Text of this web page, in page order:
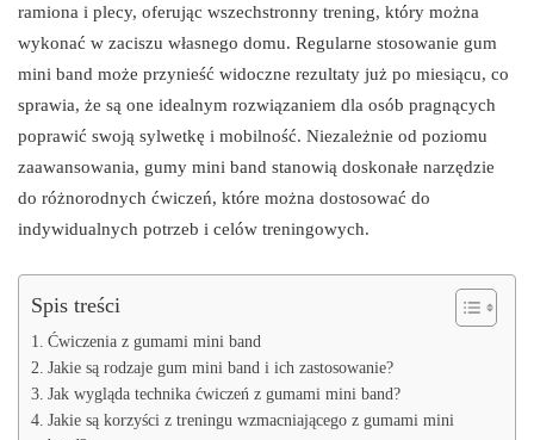
ramiona i plecy, oferując wszechstronny trening, który można
wykonać w zaciszu własnego domu. Regularne stosowanie gum
mini band może przynieść widoczne rezultaty już po miesiącu, co
sprawia, że są one idealnym rozwiązaniem dla osób pragnących
poprawić swoją sylwetkę i mobilność. Niezależnie od poziomu
zaawansowania, gumy mini band stanowią doskonałe narzędzie
do różnorodnych ćwiczeń, które można dostosować do
indywidualnych potrzeb i celów treningowych.
Spis treści
Ćwiczenia z gumami mini band
Jakie są rodzaje gum mini band i ich zastosowanie?
Jak wygląda technika ćwiczeń z gumami mini band?
Jakie są korzyści z treningu wzmacniającego z gumami mini